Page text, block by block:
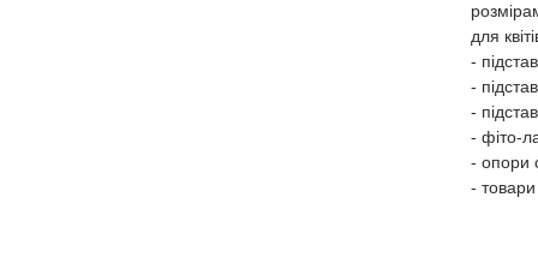
для
-
-
-
- фіто-
- опори
- товари